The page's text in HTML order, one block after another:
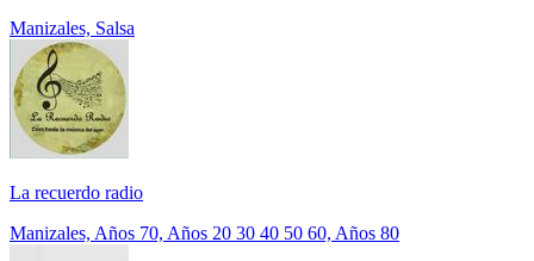
Manizales, Salsa
La recuerdo radio
Manizales, Años 70, Años 20 30 40 50 60, Años 80